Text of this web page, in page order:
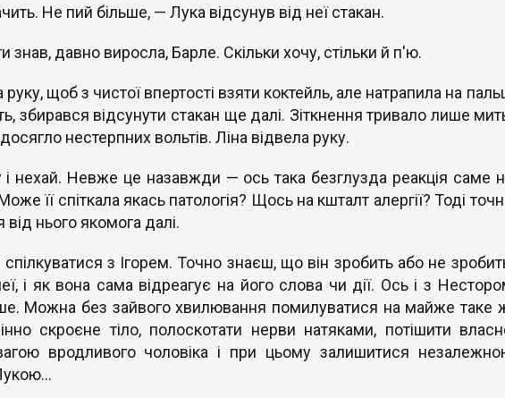
Не пий більше, — Лука відсунув від неї стакан.
знав, давно виросла, Барле. Скільки хочу, стільки й п'ю.
руку, щоб з чистої впертості взяти коктейль, але натрапила на
збирався відсунути стакан ще далі. Зіткнення тривало лише
нестерпних вольтів. Ліна відвела руку.
і нехай. Невже це назавжди — ось така безглузда реакція саме
її спіткала якась патологія? Щось на кшталт алергії? Тоді
нього якомога далі.
з Ігорем. Точно знаєш, що він зробить або не
і як вона сама відреагує на його слова чи дії. Ось і з
Можна без зайвого хвилювання помилуватися на майже таке
скроєне тіло, полоскотати нерви натяками, потішити
вродливого чоловіка і при цьому залишитися